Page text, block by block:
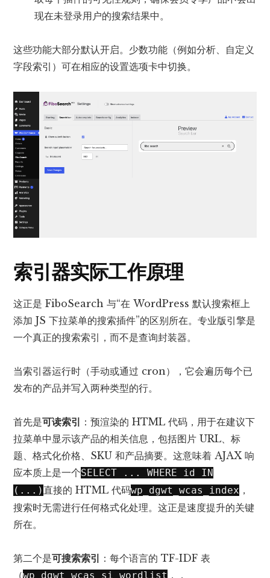
现在未登录用户的搜索结果中。
这些功能大部分默认开启。少数功能（例如分析、自定义
字段索引）可在相应的设置选项卡中切换。
索引器实际工作原理
这正是 FiboSearch 与“在 WordPress 默认搜索框上
添加 JS 下拉菜单的搜索插件”的区别所在。专业版引擎是
一个真正的搜索索引，而不是查询封装器。
当索引器运行时（手动或通过 cron），它会遍历每个已
发布的产品并写入两种类型的行。
首先是可读索引 ：预渲染的 HTML 代码，用于在建议下
拉菜单中显示该产品的相关信息，包括图片 URL、标
题、格式化价格、SKU 和产品摘要。这意味着 AJAX 响
应本质上是一个SELECT ... WHERE id IN
(...)直接的 HTML 代码wp_dgwt_wcas_index ，
搜索时无需进行任何格式化处理。这正是速度提升的关键
所在。
第二个是可搜索索引 ：每个语言的 TF-IDF 表
（wp_dgwt_wcas_si_wordlist ，，